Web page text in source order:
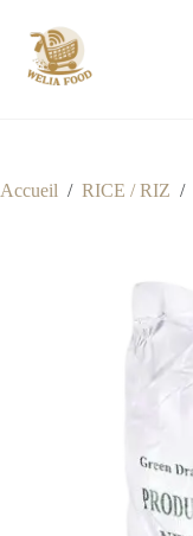
contenu
Accueil / RICE / RIZ /